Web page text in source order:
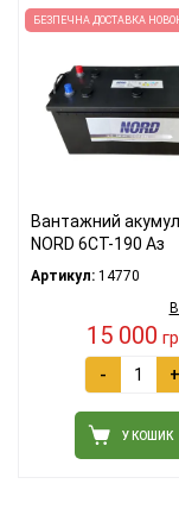
БЕЗПЕЧНА ДОСТАВКА
Вантажний
NORD 6СТ-190 Аз
Артикул: 14770
15 000
- +
У КОШИК